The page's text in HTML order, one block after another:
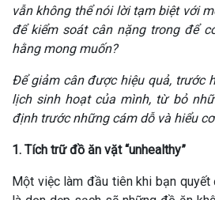
vẫn không thể nói lời tạm biệt với
để kiểm soát cân nặng trong để
hằng mong muốn?
Để giảm cân được hiệu quả, trước
lịch sinh hoạt của mình, từ bỏ
định trước những cám dỗ và hiểu
1. Tích trữ đồ ăn vặt “unhealthy”
Một việc làm đầu tiên khi bạn